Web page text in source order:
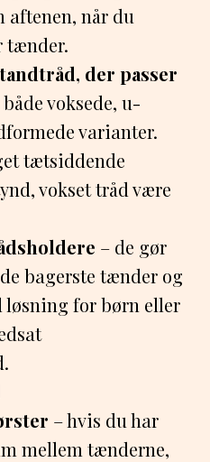
aftenen, når du
tænder.
der passer
voksede, u-
varianter.
tætsiddende
vokset tråd være
– de gør
bagerste tænder og
løsning for børn eller
– hvis du har
mellem tænderne,